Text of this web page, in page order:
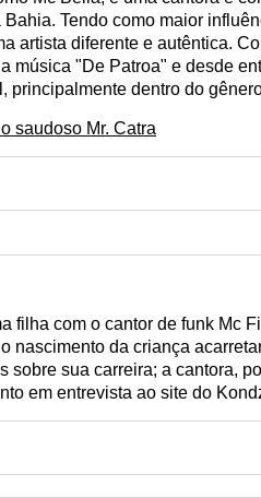
Bahia. Tendo como maior
artista diferente e autêntica.
música "De Patroa" e desde
principalmente dentro do
saudoso Mr. Catra
filha com o cantor de funk Mc
nascimento da criança
sobre sua carreira; a cantora,
em entrevista ao site do